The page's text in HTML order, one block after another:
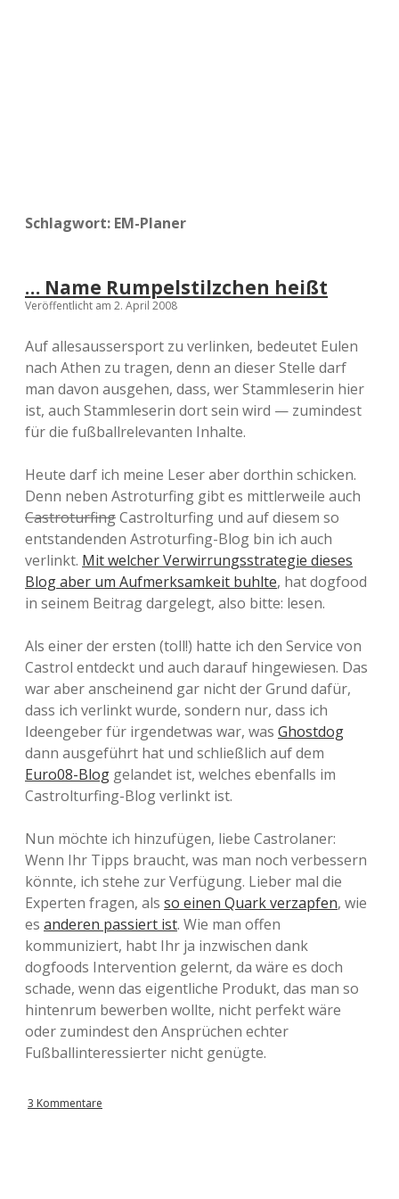
Schlagwort: EM-Planer
… Name Rumpelstilzchen heißt
Veröffentlicht am 2. April 2008
Auf allesaussersport zu verlinken, bedeutet Eulen
nach Athen zu tragen, denn an dieser Stelle darf
man davon ausgehen, dass, wer Stammleserin hier
ist, auch Stammleserin dort sein wird — zumindest
für die fußballrelevanten Inhalte.
Heute darf ich meine Leser aber dorthin schicken.
Denn neben Astroturfing gibt es mittlerweile auch
CastroturfingCastrolturfing und auf diesem so
entstandenden Astroturfing-Blog bin ich auch
verlinkt. Mit welcher Verwirrungsstrategie dieses
Blog aber um Aufmerksamkeit buhlte, hat dogfood
in seinem Beitrag dargelegt, also bitte: lesen.
Als einer der ersten (toll!) hatte ich den Service von
Castrol entdeckt und auch darauf hingewiesen. Das
war aber anscheinend gar nicht der Grund dafür,
dass ich verlinkt wurde, sondern nur, dass ich
Ideengeber für irgendetwas war, was Ghostdog
dann ausgeführt hat und schließlich auf dem
Euro08-Blog gelandet ist, welches ebenfalls im
Castrolturfing-Blog verlinkt ist.
Nun möchte ich hinzufügen, liebe Castrolaner:
Wenn Ihr Tipps braucht, was man noch verbessern
könnte, ich stehe zur Verfügung. Lieber mal die
Experten fragen, als so einen Quark verzapfen, wie
es anderen passiert ist. Wie man offen
kommuniziert, habt Ihr ja inzwischen dank
dogfoods Intervention gelernt, da wäre es doch
schade, wenn das eigentliche Produkt, das man so
hintenrum bewerben wollte, nicht perfekt wäre
oder zumindest den Ansprüchen echter
Fußballinteressierter nicht genügte.
3 Kommentare